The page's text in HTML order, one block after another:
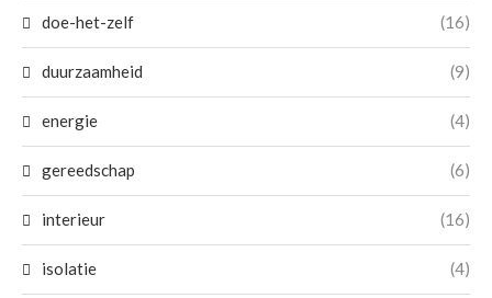
doe-het-zelf (16)
duurzaamheid (9)
energie (4)
gereedschap (6)
interieur (16)
isolatie (4)